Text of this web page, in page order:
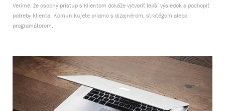
Veríme, že osobný prístup s klientom dokáže vytvoriť lepší výsledok a pochopiť
potreby klienta. Komunikujete priamo s dizajnérom, stratégom alebo
programátorom.